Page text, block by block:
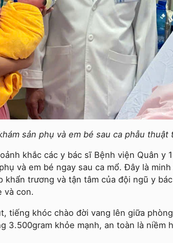
sản phụ và em bé sau ca phẫu thuật
khắc các y bác sĩ Bệnh viện Quân y
và em bé ngay sau ca mổ. Đây là
khẩn trương và tận tâm của đội ngũ y
và con.
tiếng khóc chào đời vang lên giữa
3.500gram khỏe mạnh, an toàn là niềm